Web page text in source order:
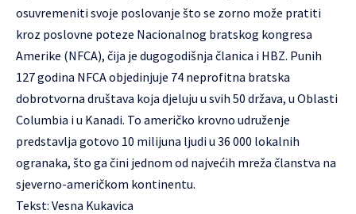
osuvremeniti svoje poslovanje što se zorno može pratiti
kroz poslovne poteze Nacionalnog bratskog kongresa
Amerike (NFCA), čija je dugogodišnja članica i HBZ. Punih
127 godina NFCA objedinjuje 74 neprofitna bratska
dobrotvorna društava koja djeluju u svih 50 država, u Oblasti
Columbia i u Kanadi. To američko krovno udruženje
predstavlja gotovo 10 milijuna ljudi u 36 000 lokalnih
ogranaka, što ga čini jednom od najvećih mreža članstva na
sjeverno-američkom kontinentu.
Tekst: Vesna Kukavica